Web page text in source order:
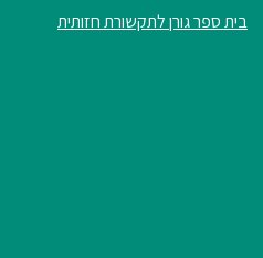
בית ספר גורן לתקשורת חזותית